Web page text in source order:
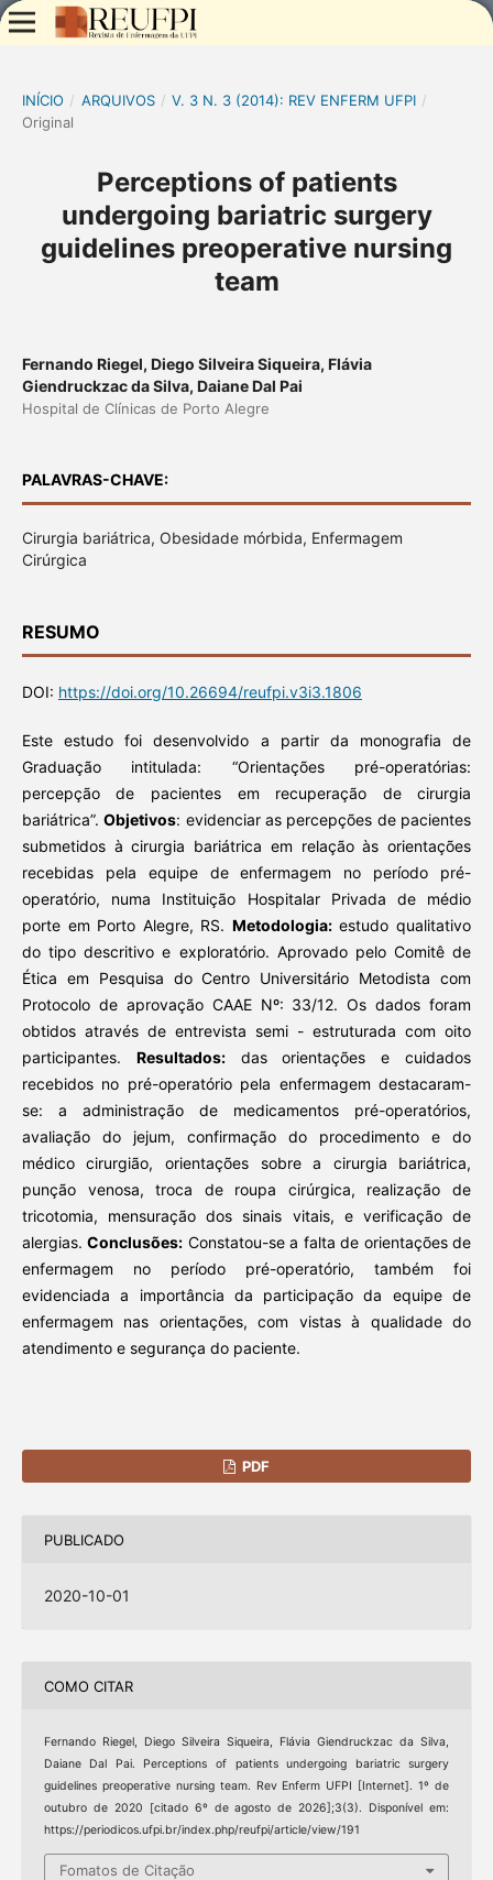
INÍCIO / ARQUIVOS / V. 3 N. 3 (2014): REV ENFERM UFPI /
Original
Perceptions of patients
undergoing bariatric surgery
guidelines preoperative nursing
team
Fernando Riegel, Diego Silveira Siqueira, Flávia
Giendruckzac da Silva, Daiane Dal Pai
Hospital de Clínicas de Porto Alegre
PALAVRAS-CHAVE:
Cirurgia bariátrica, Obesidade mórbida, Enfermagem
Cirúrgica
RESUMO
DOI: https://doi.org/10.26694/reufpi.v3i3.1806
Este estudo foi desenvolvido a partir da monografia de
Graduação intitulada: “Orientações pré-operatórias:
percepção de pacientes em recuperação de cirurgia
bariátrica”.Objetivos: evidenciar as percepções de pacientes
submetidos à cirurgia bariátrica em relação às orientações
recebidas pela equipe de enfermagem no período pré-
operatório, numa Instituição Hospitalar Privada de médio
porte em Porto Alegre, RS. Metodologia:estudo qualitativo
do tipo descritivo e exploratório. Aprovado pelo Comitê de
Ética em Pesquisa do Centro Universitário Metodista com
Protocolo de aprovação CAAE Nº: 33/12. Os dados foram
obtidos através de entrevista semi - estruturada com oito
participantes. Resultados:das orientações e cuidados
recebidos no pré-operatório pela enfermagem destacaram-
se: a administração de medicamentos pré-operatórios,
avaliação do jejum, confirmação do procedimento e do
médico cirurgião, orientações sobre a cirurgia bariátrica,
punção venosa, troca de roupa cirúrgica, realização de
tricotomia, mensuração dos sinais vitais, e verificação de
alergias.Conclusões: Constatou-se a falta de orientações de
enfermagem no período pré-operatório, também foi
evidenciada a importância da participação da equipe de
enfermagem nas orientações, com vistas à qualidade do
atendimento e segurança do paciente.
PDF
PUBLICADO
2020-10-01
COMO CITAR
Fernando Riegel, Diego Silveira Siqueira, Flávia Giendruckzac da Silva,
Daiane Dal Pai. Perceptions of patients undergoing bariatric surgery
guidelines preoperative nursing team. Rev Enferm UFPI [Internet]. 1º de
outubro de 2020 [citado 6º de agosto de 2026];3(3). Disponível em:
https://periodicos.ufpi.br/index.php/reufpi/article/view/191
Fomatos de Citação